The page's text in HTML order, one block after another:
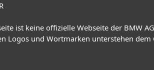
ist keine offizielle Webseite der BMW
Logos und Wortmarken unterstehen